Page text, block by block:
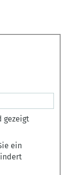
gezeigt
ein